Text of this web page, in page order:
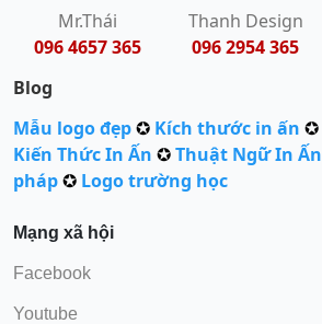
Mr.Thái
096 4657 365
Thanh Design
096 2954 365
Blog
Mẫu logo đẹp✪ Kích thước in ấn ✪
Kiến Thức In Ấn ✪Thuật Ngữ In Ấn
pháp✪ Logo trường học
Mạng xã hội
Facebook
Youtube